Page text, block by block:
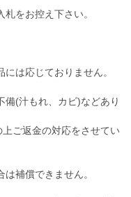
をお控え下さい。
は応じておりません。
(汁もれ、カビ)などあり
ご返金の対応をさせてい
補償できません。